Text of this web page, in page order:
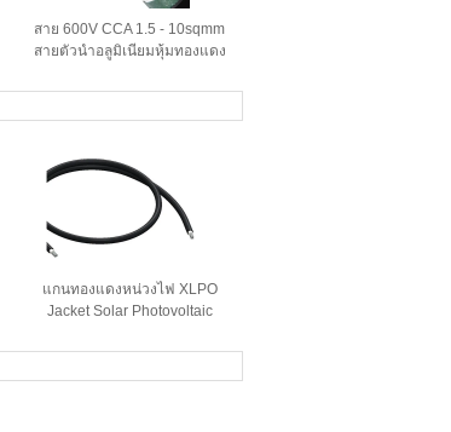
สาย 600V CCA 1.5 - 10sqmm
สายตัวนำอลูมิเนียมหุ้มทองแดง
แกนทองแดงหน่วงไฟ XLPO
Jacket Solar Photovoltaic